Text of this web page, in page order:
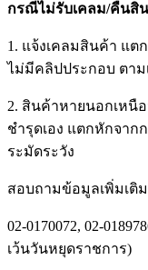
กรณีไม่รับเคลม/คืนสิ
1. แจ้งเคลมสินค้า แต
ไม่มีคลิปประกอบ ตา
2. สินค้าหายนอกเหนื
ชำรุดเอง แตกหักจาก
ระมัดระวัง
สอบถามข้อมูลเพิ่มเติม
02-0170072, 02-
เว้นวันหยุดราชการ)